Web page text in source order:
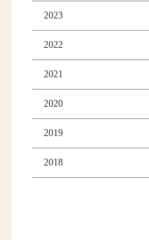
2023
2022
2021
2020
2019
2018